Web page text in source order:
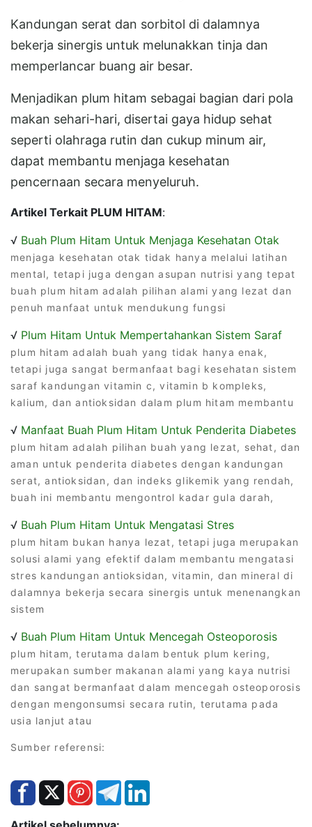
Kandungan serat dan sorbitol di dalamnya
bekerja sinergis untuk melunakkan tinja dan
memperlancar buang air besar.
Menjadikan plum hitam sebagai bagian dari pola
makan sehari-hari, disertai gaya hidup sehat
seperti olahraga rutin dan cukup minum air,
dapat membantu menjaga kesehatan
pencernaan secara menyeluruh.
Artikel Terkait PLUM HITAM:
√ Buah Plum Hitam Untuk Menjaga Kesehatan Otak
menjaga kesehatan otak tidak hanya melalui latihan
mental, tetapi juga dengan asupan nutrisi yang tepat
buah plum hitam adalah pilihan alami yang lezat dan
penuh manfaat untuk mendukung fungsi
√ Plum Hitam Untuk Mempertahankan Sistem Saraf
plum hitam adalah buah yang tidak hanya enak,
tetapi juga sangat bermanfaat bagi kesehatan sistem
saraf kandungan vitamin c, vitamin b kompleks,
kalium, dan antioksidan dalam plum hitam membantu
√ Manfaat Buah Plum Hitam Untuk Penderita Diabetes
plum hitam adalah pilihan buah yang lezat, sehat, dan
aman untuk penderita diabetes dengan kandungan
serat, antioksidan, dan indeks glikemik yang rendah,
buah ini membantu mengontrol kadar gula darah,
√ Buah Plum Hitam Untuk Mengatasi Stres
plum hitam bukan hanya lezat, tetapi juga merupakan
solusi alami yang efektif dalam membantu mengatasi
stres kandungan antioksidan, vitamin, dan mineral di
dalamnya bekerja secara sinergis untuk menenangkan
sistem
√ Buah Plum Hitam Untuk Mencegah Osteoporosis
plum hitam, terutama dalam bentuk plum kering,
merupakan sumber makanan alami yang kaya nutrisi
dan sangat bermanfaat dalam mencegah osteoporosis
dengan mengonsumsi secara rutin, terutama pada
usia lanjut atau
Sumber referensi: